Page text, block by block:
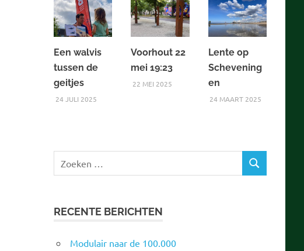
Een walvis
tussen de
geitjes
24 JULI 2025
Voorhout 22
mei 19:23
22 MEI 2025
Lente op
Schevening
en
24 MAART 2025
naar:
ZOEKEN
RECENTE BERICHTEN
Modulair naar de 100.000